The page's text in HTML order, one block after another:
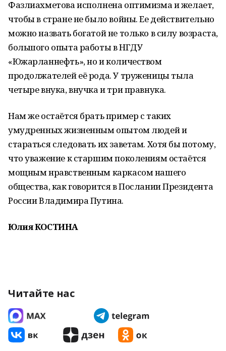
Фазлиахметова исполнена оптимизма и желает,
чтобы в стране не было войны. Ее действительно
можно назвать богатой не только в силу возраста,
большого опыта работы в НГДУ
«Южарланнефть», но и количеством
продолжателей её рода. У труженицы тыла
четыре внука, внучка и три правнука.
Нам же остаётся брать пример с таких
умудренных жизненным опытом людей и
стараться следовать их заветам. Хотя бы потому,
что уважение к старшим поколениям остаётся
мощным нравственным каркасом нашего
общества, как говорится в Послании Президента
России Владимира Путина.
Юлия КОСТИНА
Читайте нас